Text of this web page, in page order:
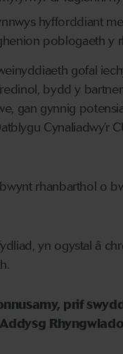
hyfforddiant
poblogaeth y
gofal
bydd y
gan gynnig
Cynaliadwy’r
rhanbarthol o
yn ogystal â
prif